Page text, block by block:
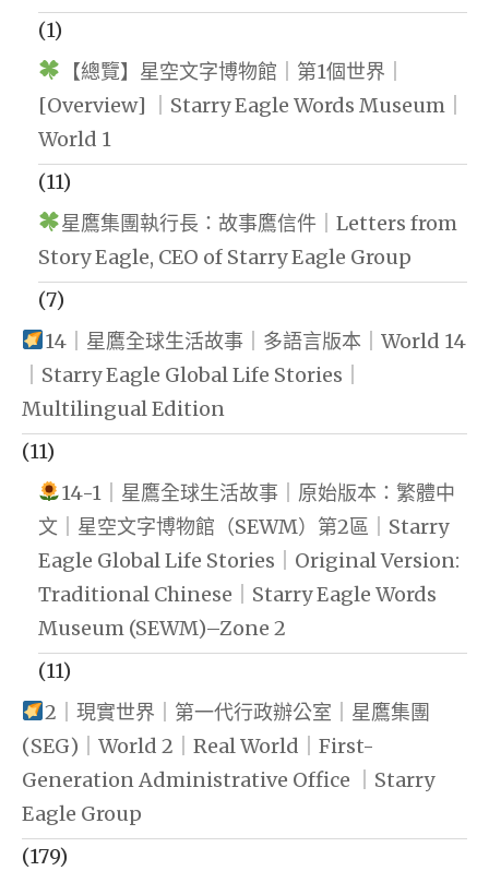
(1)
【總覽】星空文字博物館｜第1個世界｜
[Overview] ｜Starry Eagle Words Museum｜
World 1
(11)
星鷹集團執行長：故事鷹信件｜Letters from
Story Eagle, CEO of Starry Eagle Group
(7)
14｜星鷹全球生活故事｜多語言版本｜World 14
｜Starry Eagle Global Life Stories｜
Multilingual Edition
(11)
14-1｜星鷹全球生活故事｜原始版本：繁體中
文｜星空文字博物館（SEWM）第2區｜Starry
Eagle Global Life Stories｜Original Version:
Traditional Chinese｜Starry Eagle Words
Museum (SEWM)–Zone 2
(11)
2｜現實世界｜第一代行政辦公室｜星鷹集團
(SEG)｜World 2｜Real World｜First-
Generation Administrative Office ｜Starry
Eagle Group
(179)